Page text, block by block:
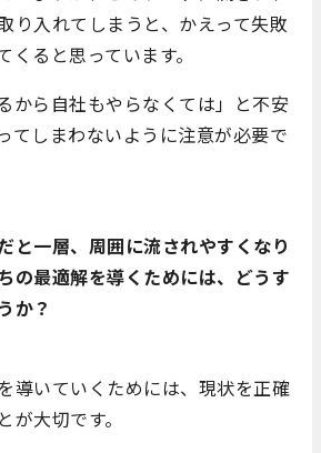
り入れてしまうと、かえって失敗
くると思っています。
から自社もやらなくては」と不安
てしまわないように注意が必要で
と一層、周囲に流されやすくなり
の最適解を導くためには、どうす
か？
導いていくためには、現状を正確
が大切です。